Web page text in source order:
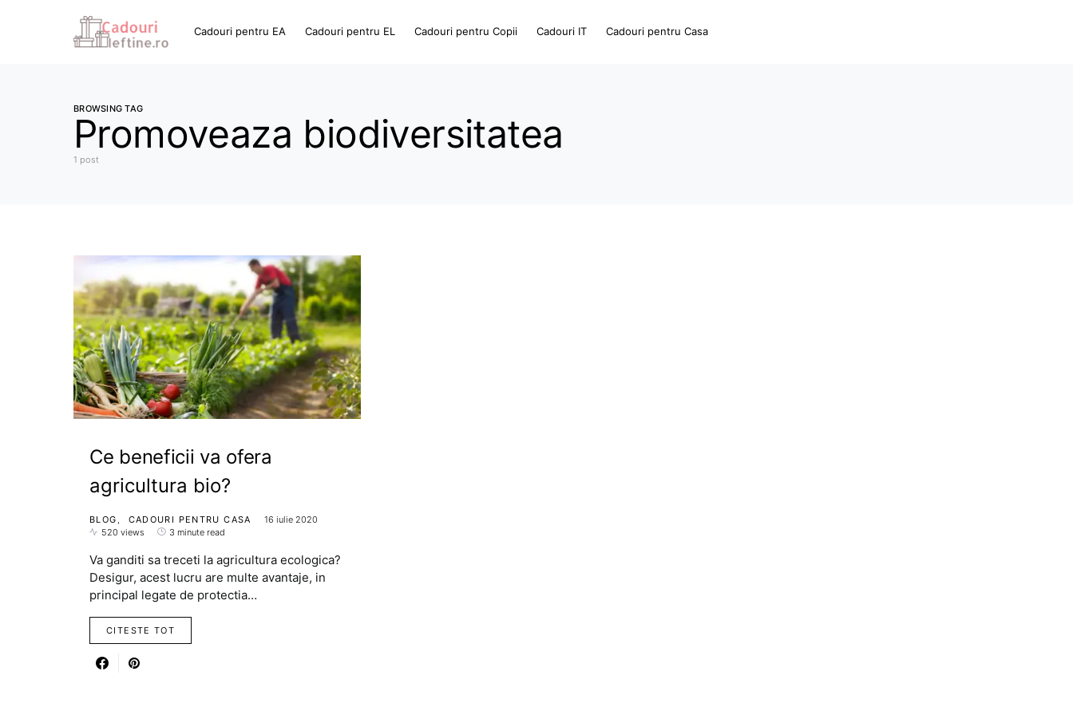
Cadouri pentru EA Cadouri pentru EL Cadouri pentru Copii Cadouri IT Cadouri pentru Casa
BROWSING TAG
Promoveaza biodiversitatea
1 post
Ce beneficii va ofera
agricultura bio?
BLOG CADOURI PENTRU CASA
16 iulie 2020
520 views
3 minute read
Va ganditi sa treceti la agricultura ecologica?
Desigur, acest lucru are multe avantaje, in
principal legate de protectia…
CITESTE TOT